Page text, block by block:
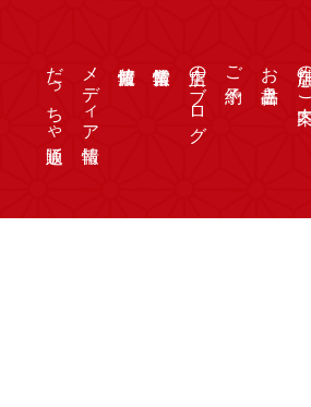
店舗
お品書き
ご予約
店主のブログ
メディア情報
だっちゃ通販